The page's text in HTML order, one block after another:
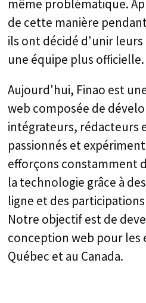
même problématique.
de cette manière
ils ont décidé d'unir
une équipe plus officielle.
Aujourd'hui, Finao est
web composée de
intégrateurs, rédacteurs
passionnés et
efforçons constamment
la technologie grâce à
ligne et des
Notre objectif est de
conception web pour les
Québec et au Canada.